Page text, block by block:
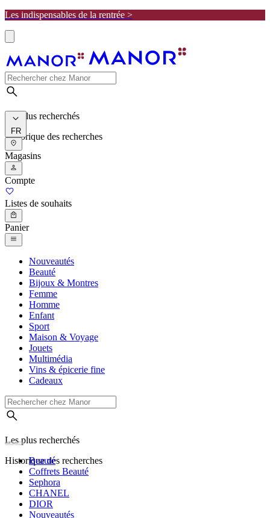
Les indispensables de la rentrée >
Les plus recherchés
Historique des recherches
FR
Magasins
Compte
Listes de souhaits
Panier
Nouveautés
Beauté
Bijoux & Montres
Femme
Homme
Enfant
Sport
Maison & Voyage
Jouets
Multimédia
Vins & épicerie fine
Cadeaux
Les plus recherchés
Historique des recherches
Beauté
Coffrets Beauté
Sephora
CHANEL
DIOR
Nouveautés